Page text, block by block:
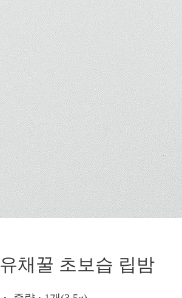
유채꿀 초보습 립밤